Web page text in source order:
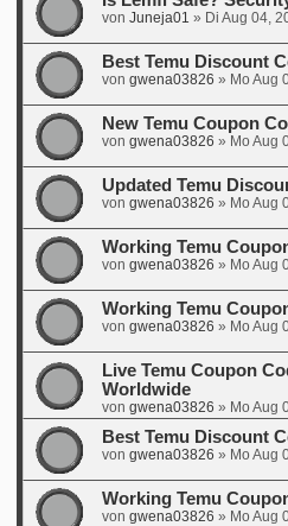
von Juneja01 » Di Aug 04,
Best Temu Discount
von gwena03826 » Mo Aug
New Temu Coupon
von gwena03826 » Mo Aug
Updated Temu
von gwena03826 » Mo Aug
Working Temu
von gwena03826 » Mo Aug
Working Temu
von gwena03826 » Mo Aug
Live Temu Coupon
Worldwide
von gwena03826 » Mo Aug
Best Temu Discount
von gwena03826 » Mo Aug
Working Temu
von gwena03826 » Mo Aug